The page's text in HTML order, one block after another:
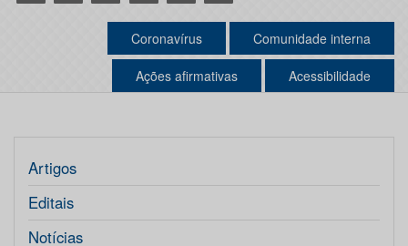
Coronavírus Comunidade interna
Ações afirmativas Acessibilidade
Artigos
Editais
Notícias